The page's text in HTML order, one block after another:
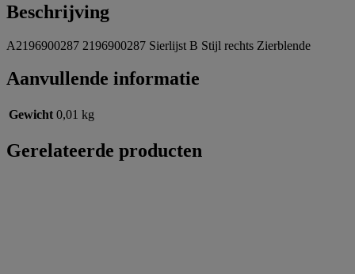
Beschrijving
A2196900287 2196900287 Sierlijst B Stijl rechts Zierblende
Aanvullende informatie
Gewicht 0,01 kg
Gerelateerde producten